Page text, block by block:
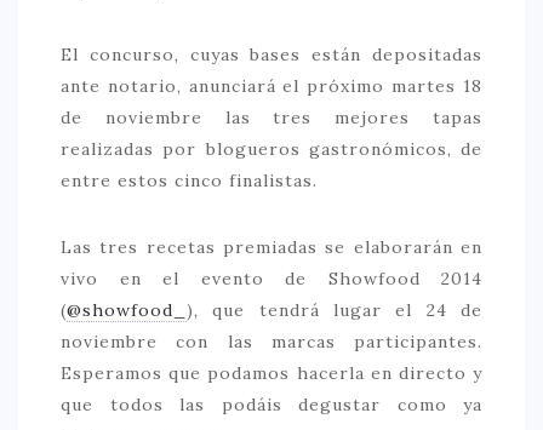
El concurso, cuyas bases están depositadas
ante notario, anunciará el próximo martes 18
de noviembre las tres mejores tapas
realizadas por blogueros gastronómicos, de
entre estos cinco finalistas.
Las tres recetas premiadas se elaborarán en
vivo en el evento de Showfood 2014
(@showfood_ ), que tendrá lugar el 24 de
noviembre con las marcas participantes.
Esperamos que podamos hacerla en directo y
que todos las podáis degustar como ya